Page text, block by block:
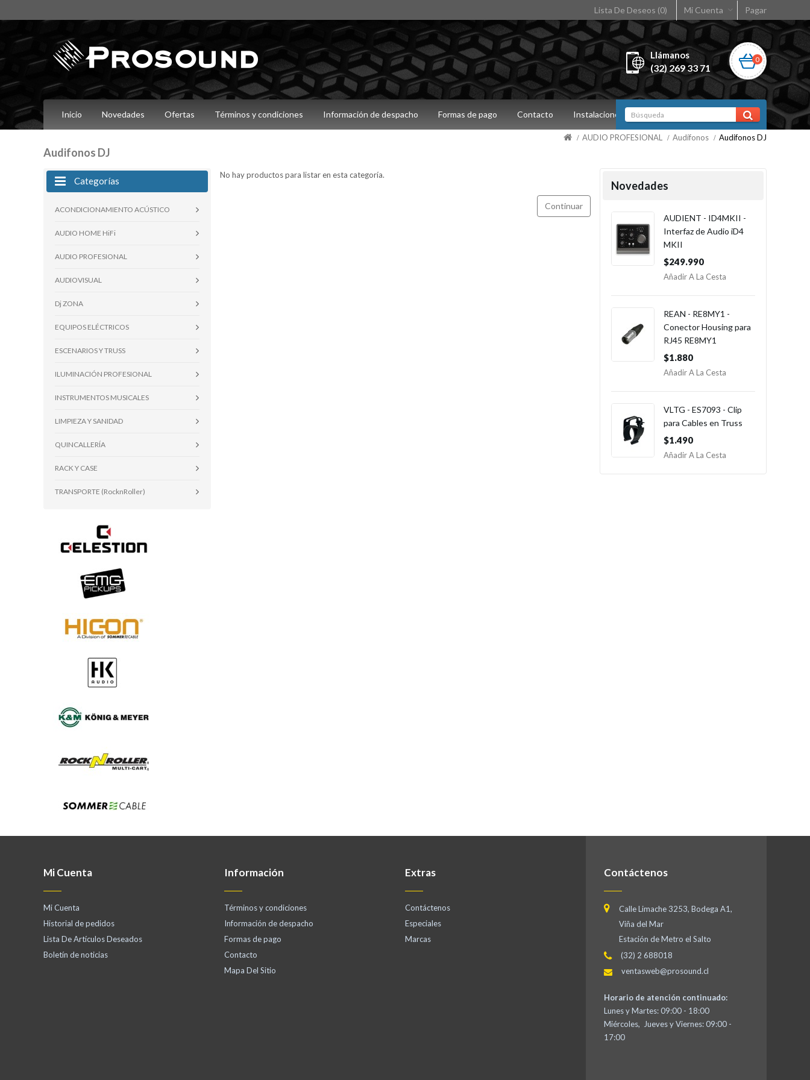
Lista De Deseos (0) Mi Cuenta Pagar
Llámanos
(32) 269 33 71
0
Inicio Novedades Ofertas Términos y condiciones Información de despacho Formas de pago Contacto Instalaciones
Audifonos DJ
AUDIO PROFESIONAL Audífonos Audifonos DJ
Categorías
ACONDICIONAMIENTO ACÚSTICO
AUDIO HOME HiFi
AUDIO PROFESIONAL
AUDIOVISUAL
Dj ZONA
EQUIPOS ELÉCTRICOS
ESCENARIOS Y TRUSS
ILUMINACIÓN PROFESIONAL
INSTRUMENTOS MUSICALES
LIMPIEZA Y SANIDAD
QUINCALLERÍA
RACK Y CASE
TRANSPORTE (RocknRoller)
No hay productos para listar en esta categoría.
Continuar
Novedades
AUDIENT - ID4MKII -
Interfaz de Audio iD4
MKII
$249.990
Añadir A La Cesta
REAN - RE8MY1 -
Conector Housing para
RJ45 RE8MY1
$1.880
Añadir A La Cesta
VLTG - ES7093 - Clip
para Cables en Truss
$1.490
Añadir A La Cesta
Mi Cuenta
Mi Cuenta
Historial de pedidos
Lista De Artículos Deseados
Boletín de noticias
Información
Términos y condiciones
Información de despacho
Formas de pago
Contacto
Mapa Del Sitio
Extras
Contáctenos
Especiales
Marcas
Contáctenos
Calle Limache 3253, Bodega A1,
Viña del Mar
Estación de Metro el Salto
(32) 2 688018
ventasweb@prosound.cl
Horario de atención continuado:
Lunes y Martes: 09:00 - 18:00
Miércoles, Jueves y Viernes: 09:00 -
17:00